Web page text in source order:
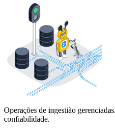
Operações de ingestião
confiabilidade.